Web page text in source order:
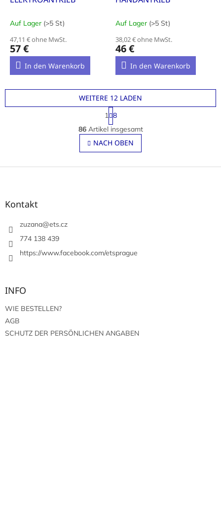
Auf Lager (>5 St)
47,11 € ohne MwSt.
57 €
In den Warenkorb
Auf Lager (>5 St)
38,02 € ohne MwSt.
46 €
In den Warenkorb
S
t
e
u
r
d
WEITERE 12 LADEN
P
a
g
i
n
i
r
1 8
86Artikel insgesamt
NACH OBEN
F
Kontakt
zuzana@ets.cz
774 138 439
https://www.facebook.com/etsprague
INFO
WIE BESTELLEN?
AGB
SCHUTZ DER PERSÖNLICHEN ANGABEN